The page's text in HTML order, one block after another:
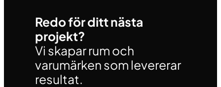
Redo för ditt nästa
projekt?
Vi skapar rum och
varumärken som levererar
resultat.